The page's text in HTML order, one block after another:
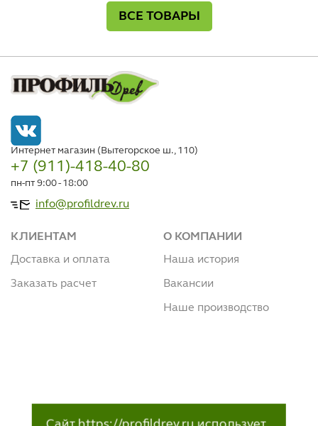
ВСЕ ТОВАРЫ
Интернет магазин (Вытегорское ш., 110)
+7 (911)-418-40-80
пн-пт 9:00 - 18:00
info@profildrev.ru
КЛИЕНТАМ
Доставка и оплата
Заказать расчет
О КОМПАНИИ
Наша история
Вакансии
Наше производство